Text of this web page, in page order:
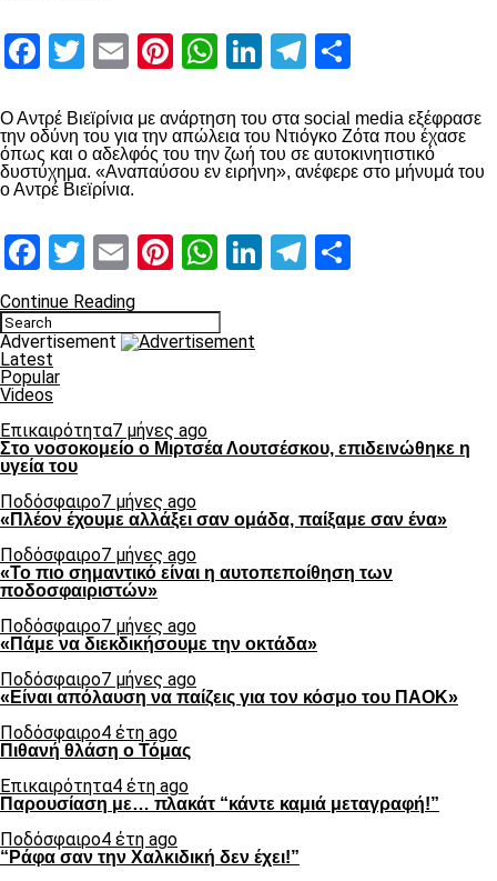
Facebook
Twitter
EmailPinterest
WhatsApp
LinkedIn
Telegram
Ο Αντρέ Βιεϊρίνια με ανάρτηση του στα social media εξέφρασε
την οδύνη του για την απώλεια του Ντιόγκο Ζότα που έχασε
όπως και ο αδελφός του την ζωή του σε αυτοκινητιστικό
δυστύχημα. «Αναπαύσου εν ειρήνη», ανέφερε στο μήνυμά του
ο Αντρέ Βιεϊρίνια.
Facebook
Twitter
EmailPinterest
WhatsApp
LinkedIn
Telegram
Continue Reading
Advertisement
Latest
Popular
Videos
Επικαιρότητα7 μήνες ago
Στο νοσοκομείο ο Μιρτσέα Λουτσέσκου, επιδεινώθηκε η
υγεία του
Ποδόσφαιρο7 μήνες ago
«Πλέον έχουμε αλλάξει σαν ομάδα, παίξαμε σαν ένα»
Ποδόσφαιρο7 μήνες ago
«Το πιο σημαντικό είναι η αυτοπεποίθηση των
ποδοσφαιριστών»
Ποδόσφαιρο7 μήνες ago
«Πάμε να διεκδικήσουμε την οκτάδα»
Ποδόσφαιρο7 μήνες ago
«Είναι απόλαυση να παίζεις για τον κόσμο του ΠΑΟΚ»
Ποδόσφαιρο4 έτη ago
Πιθανή θλάση ο Τόμας
Επικαιρότητα4 έτη ago
Παρουσίαση με… πλακάτ “κάντε καμιά μεταγραφή!”
Ποδόσφαιρο4 έτη ago
“Ράφα σαν την Χαλκιδική δεν έχει!”